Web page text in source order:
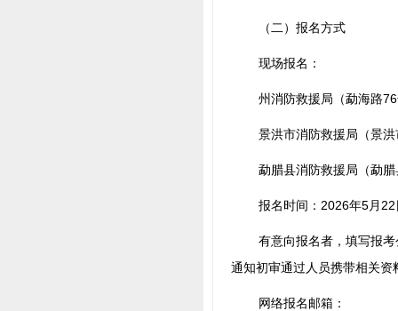
（二）报名方式
现场报名：
州消防救援局（勐海路
景洪市消防救援局（景
勐腊县消防救援局（勐
报名时间：2026年5月22
有意向报名者，填写报
通知初审通过人员携带相关
网络报名邮箱：